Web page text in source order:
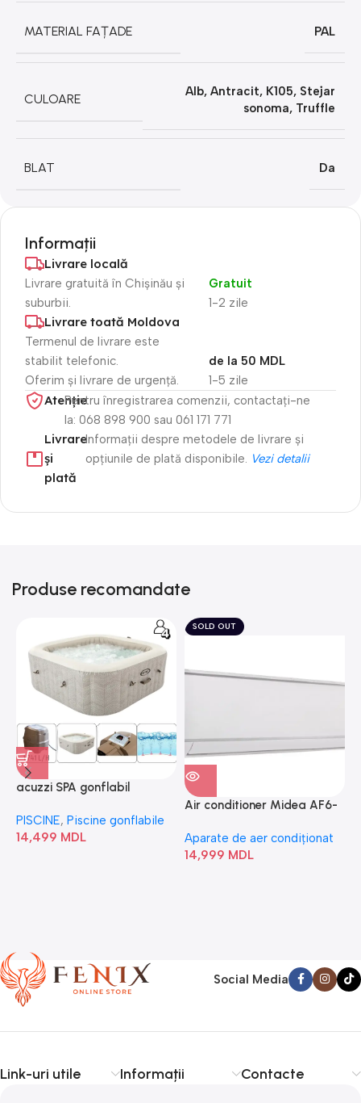
MATERIAL FAȚADE PAL
CULOARE
Alb, Antracit, K105, Stejar
sonoma, Truffle
BLAT Da
Informații
Livrare locală
Livrare gratuită în Chișinău și
suburbii.
1-2 zile
Gratuit
Livrare toată Moldova
Termenul de livrare este
stabilit telefonic.
Oferim și livrare de urgență.
1-5 zile
de la 50 MDL
Atenție​Pentru înregistrarea comenzii, contactați-ne
la: 068 898 900 sau 061 171 771
Livrare
și
plată
Informații despre metodele de livrare și
opțiunile de plată disponibile. Vezi detalii
Produse recomandate
acuzzi SPA gonflabil
Bubble” 28446
PISCINE, Piscine gonflabile
14,499 MDL
SOLD OUT
Air conditioner Midea AF6-
Aparate de aer condiționat
14,999 MDL
Social Media
Link-uri utile Informații Contacte